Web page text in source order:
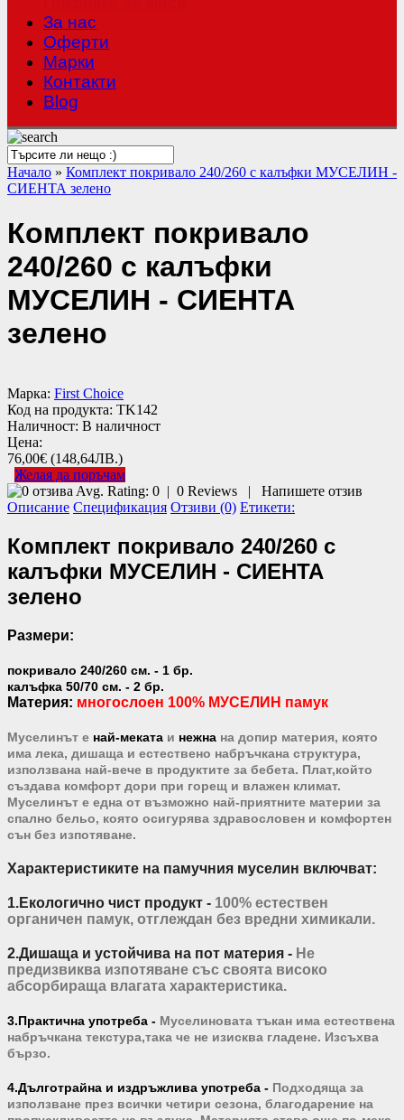
За нас
Оферти
Mарки
Контакти
Blog
Начало » Комплект покривало 240/260 с калъфки МУСЕЛИН -
СИЕНТА зелено
Комплект покривало
240/260 с калъфки
МУСЕЛИН - СИЕНТА
зелено
Марка: First Choice
Код на продукта: TK142
Наличност: В наличност
Цена:
76,00€ (148,64ЛВ.)
Желая да поръчам
Avg. Rating: 0 | 0 Reviews | Напишете отзив
Описание Спецификация Отзиви (0) Етикети:
Комплект покривало 240/260 с
калъфки МУСЕЛИН - СИЕНТА
зелено
Размери:
покривало 240/260 см. - 1 бр.
калъфка 50/70 см. - 2 бр.
Материя: многослоен 100% МУСЕЛИН памук
Муселинът е най-меката и нежна на допир материя, която
има лека, дишаща и естествено набръчкана структура,
използвана най-вече в продуктите за бебета. Плат,който
създава комфорт дори при горещ и влажен климат.
Муселинът е една от възможно най-приятните материи за
спално бельо, която осигурява здравословен и комфортен
сън без изпотяване.
Характеристиките на памучния муселин включват:
1.Екологично чист продукт - 100% естествен
органичен памук, отглеждан без вредни химикали.
2.Дишаща и устойчива на пот материя - Не
предизвиква изпотяване със своята високо
абсорбираща влагата характеристика.
3.Практична употреба - Муселиновата тъкан има естествена
набръчкана текстура,така че не изисква гладене. Изсъхва
бързо.
4.Дълготрайна и издръжлива употреба - Подходяща за
използване през всички четири сезона, благодарение на